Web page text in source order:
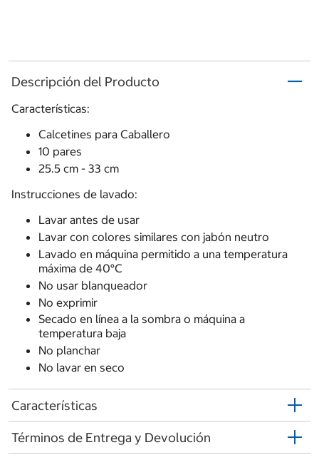
Descripción del Producto
Características:
Calcetines para Caballero
10 pares
25.5 cm - 33 cm
Instrucciones de lavado:
Lavar antes de usar
Lavar con colores similares con jabón neutro
Lavado en máquina permitido a una temperatura
máxima de 40°C
No usar blanqueador
No exprimir
Secado en línea a la sombra o máquina a
temperatura baja
No planchar
No lavar en seco
Características
Términos de Entrega y Devolución